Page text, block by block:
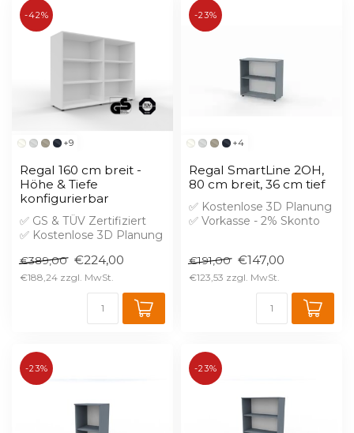
+9
-42%
Regal 160 cm breit -
Höhe & Tiefe
konfigurierbar
✅ GS & TÜV Zertifiziert
✅ Kostenlose 3D Planung
Aufprei...
€389,00 €224,00
€188,24
+4
-23%
Regal SmartLine 2OH,
80 cm breit, 36 cm tief
✅ Kostenlose 3D Planung
✅ Vorkasse - 2% Skonto
€191,00 €147,00
€123,53
-23% -23%